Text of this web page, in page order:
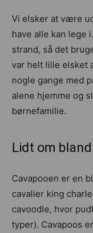
Vi elsker at være
have alle kan lege
strand, så det
var helt lille elsket
nogle gange med
alene hjemme og
børnefamilie.
Lidt om
Cavapooen er en
cavalier king
cavoodle, hvor
typer). Cavapoos